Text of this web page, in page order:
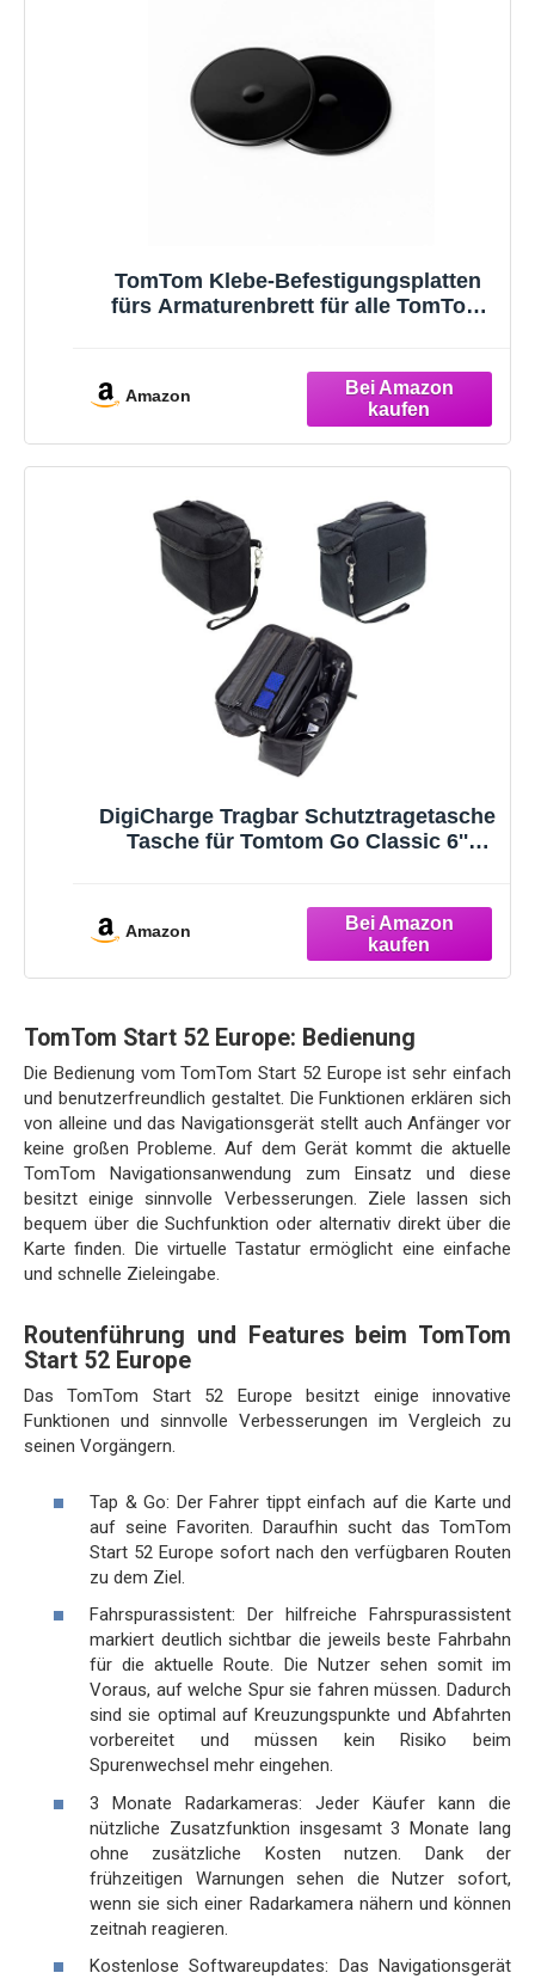
TomTom Klebe-Befestigungsplatten
fürs Armaturenbrett für alle TomTom
Rider, GO Professional, GO Expert, GO
Amazon
DigiCharge Tragbar Schutztragetasche
Tasche für Tomtom Go Classic 6''
Via Start 62 Camper 6 Zoll Mit Zubehör
Aufbewahrung
Amazon
TomTom Start 52 Europe: Bedienung
Die Bedienung vom TomTom Start 52 Europe ist sehr einfach
und benutzerfreundlich gestaltet. Die Funktionen erklären sich
von alleine und das Navigationsgerät stellt auch Anfänger vor
keine großen Probleme. Auf dem Gerät kommt die aktuelle
TomTom Navigationsanwendung zum Einsatz und diese
besitzt einige sinnvolle Verbesserungen. Ziele lassen sich
bequem über die Suchfunktion oder alternativ direkt über die
Karte finden. Die virtuelle Tastatur ermöglicht eine einfache
und schnelle Zieleingabe.
Routenführung und Features beim TomTom
Start 52 Europe
Das TomTom Start 52 Europe besitzt einige innovative
Funktionen und sinnvolle Verbesserungen im Vergleich zu
seinen Vorgängern.
Tap & Go: Der Fahrer tippt einfach auf die Karte und
auf seine Favoriten. Daraufhin sucht das TomTom
Start 52 Europe sofort nach den verfügbaren Routen
zu dem Ziel.
Fahrspurassistent: Der hilfreiche Fahrspurassistent
markiert deutlich sichtbar die jeweils beste Fahrbahn
für die aktuelle Route. Die Nutzer sehen somit im
Voraus, auf welche Spur sie fahren müssen. Dadurch
sind sie optimal auf Kreuzungspunkte und Abfahrten
vorbereitet und müssen kein Risiko beim
Spurenwechsel mehr eingehen.
3 Monate Radarkameras: Jeder Käufer kann die
nützliche Zusatzfunktion insgesamt 3 Monate lang
ohne zusätzliche Kosten nutzen. Dank der
frühzeitigen Warnungen sehen die Nutzer sofort,
wenn sie sich einer Radarkamera nähern und können
zeitnah reagieren.
Kostenlose Softwareupdates: Das Navigationsgerät